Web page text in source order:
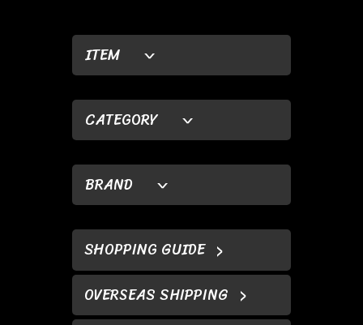
ITEM
CATEGORY
BRAND
SHOPPING GUIDE
OVERSEAS SHIPPING